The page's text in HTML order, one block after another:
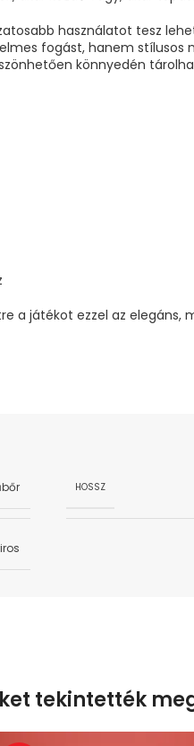
használatot tesz
fogást, hanem stílusos
könnyedén
a játékot ezzel az elegáns,
HOSSZ
tekintették